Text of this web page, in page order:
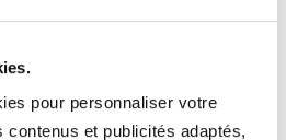
pour personnaliser votre
contenus et publicités adaptés,